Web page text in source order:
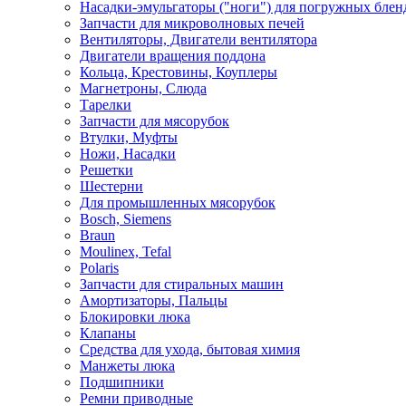
Насадки-эмульгаторы ("ноги") для погружных
Запчасти для микроволновых печей
Вентиляторы, Двигатели вентилятора
Двигатели вращения поддона
Кольца, Крестовины, Коуплеры
Магнетроны, Слюда
Тарелки
Запчасти для мясорубок
Втулки, Муфты
Ножи, Насадки
Решетки
Шестерни
Для промышленных мясорубок
Bosch, Siemens
Braun
Moulinex, Tefal
Polaris
Запчасти для стиральных машин
Амортизаторы, Пальцы
Блокировки люка
Клапаны
Средства для ухода, бытовая химия
Манжеты люка
Подшипники
Ремни приводные